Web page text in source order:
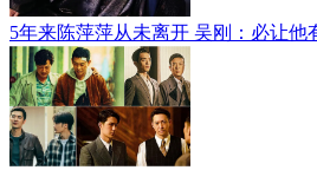
5年来陈萍萍从未离开 吴刚：必让他